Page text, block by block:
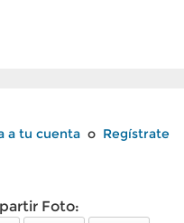
a tu cuenta o Regístrate
Foto: